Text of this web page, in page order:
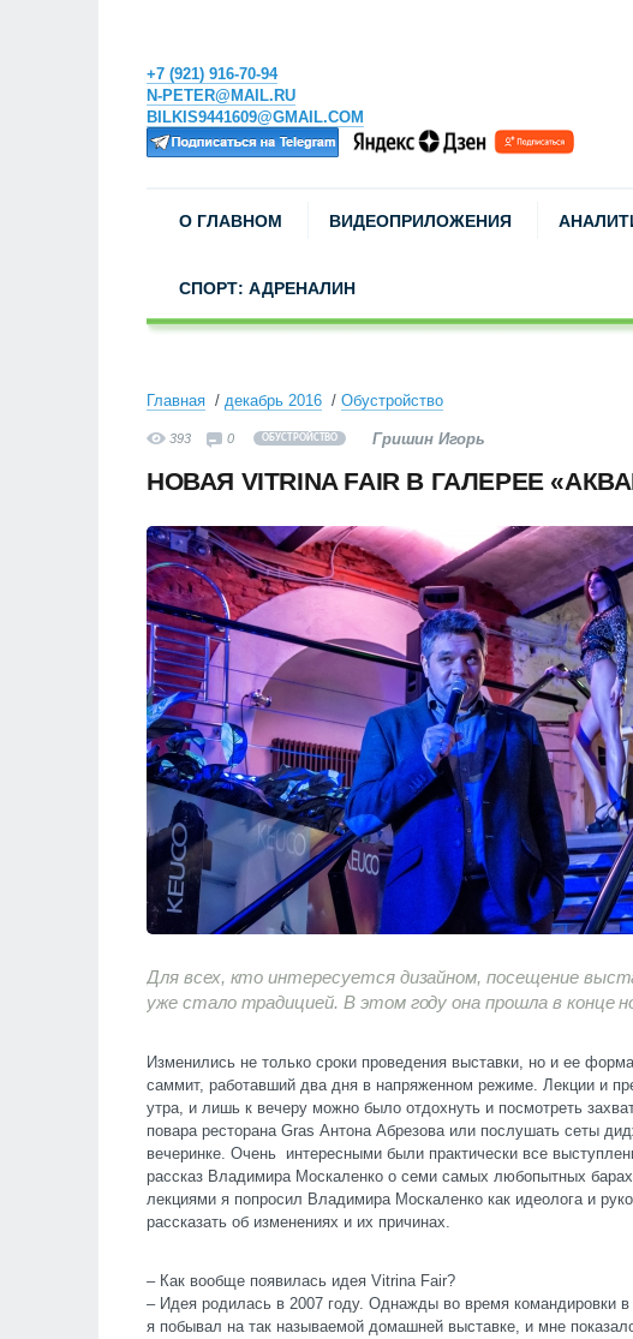
+7 (921) 916-70-94
N-PETER@MAIL.RU
BILKIS9441609@GMAIL.COM
О ГЛАВНОМ ВИДЕОПРИЛОЖЕНИЯ
СПОРТ: АДРЕНАЛИН
Главная декабрь 2016 Обустройство
393 0 ОБУСТРОЙСТВО Гришин Игорь
НОВАЯ VITRINA FAIR В ГАЛЕРЕЕ
Для всех, кто интересуется дизайном, посещение
уже стало традицией. В этом году она прошла в конце
Изменились не только сроки проведения выставки, но и ее
саммит, работавший два дня в напряженном режиме. Лекции и
утра, и лишь к вечеру можно было отдохнуть и посмотреть
повара ресторана Gras Антона Абрезова или послушать сеты
вечеринке. Очень интересными были практически все
рассказ Владимира Москаленко о семи самых любопытных
лекциями я попросил Владимира Москаленко как идеолога и
рассказать об изменениях и их причинах.
– Как вообще появилась идея Vitrina Fair?
– Идея родилась в 2007 году. Однажды во время командировки
я побывал на так называемой домашней выставке, и мне